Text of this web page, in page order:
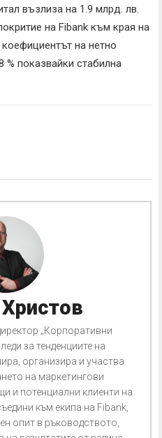
възлиза на 1.9 млрд. лв.
на Fibank към края на
коефициентът на нетно
% показвайки стабилна
„Корпоративни
за тенденциите на
организира и участва
на маркетингови
и потенциални клиенти на
към екипа на Fibank,
опит в ръководството,